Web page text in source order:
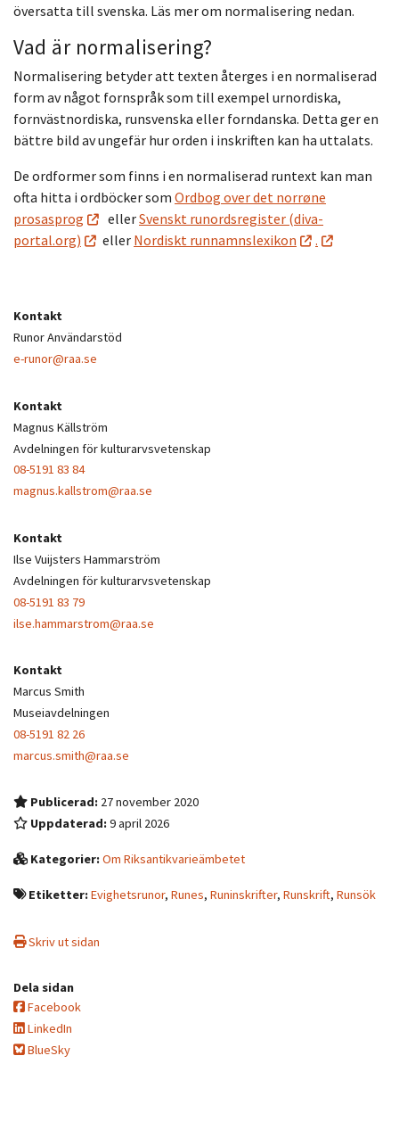
översatta till svenska. Läs mer om normalisering nedan.
Vad är normalisering?
Normalisering betyder att texten återges i en normaliserad
form av något fornspråk som till exempel urnordiska,
fornvästnordiska, runsvenska eller forndanska. Detta ger en
bättre bild av ungefär hur orden i inskriften kan ha uttalats.
De ordformer som finns i en normaliserad runtext kan man
ofta hitta i ordböcker som Ordbog over det norrøne
prosasprog
ellerSvenskt runordsregister (diva-
portal.org)
eller Nordiskt runnamnslexikon .
Kontakt
Runor Användarstöd
e-runor@raa.se
Kontakt
Magnus Källström
Avdelningen för kulturarvsvetenskap
08-5191 83 84
magnus.kallstrom@raa.se
Kontakt
Ilse Vuijsters Hammarström
Avdelningen för kulturarvsvetenskap
08-5191 83 79
ilse.hammarstrom@raa.se
Kontakt
Marcus Smith
Museiavdelningen
08-5191 82 26
marcus.smith@raa.se
Publicerad: 27 november 2020
Uppdaterad:9 april 2026
Kategorier:Om Riksantikvarieämbetet
Etiketter:Evighetsrunor, Runes, Runinskrifter, Runskrift, Runsök
Skriv ut sidan
Dela sidan
Facebook
LinkedIn
BlueSky